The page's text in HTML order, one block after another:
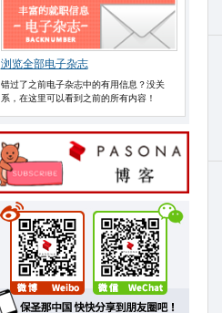
浏览全部电子杂志
错过了之前电子杂志中的有用信息？没关
系，在这里可以看到之前的所有内容！